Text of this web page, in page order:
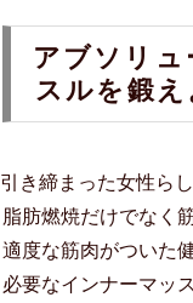
アブソリ
スルを鍛え
引き締まった女性ら
脂肪燃焼だけでなく
適度な筋肉がついた
必要なインナーマッ